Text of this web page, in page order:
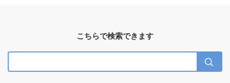
こちらで検索できます